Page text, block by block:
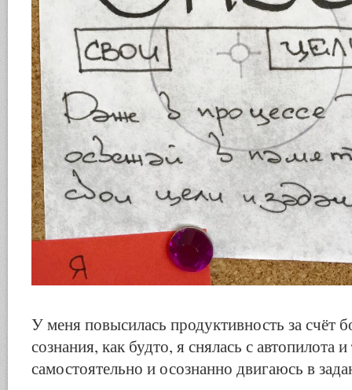
У меня повысилась продуктивность за счёт
сознания, как будто, я снялась с автопилота и
самостоятельно и осознанно двигаюсь в